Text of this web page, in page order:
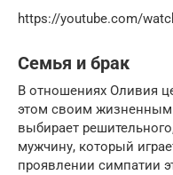
https://youtube.com/
Семья и брак
В отношениях Оливия
этом своим жизненным
выбирает
мужчину, который
проявлении симпатии